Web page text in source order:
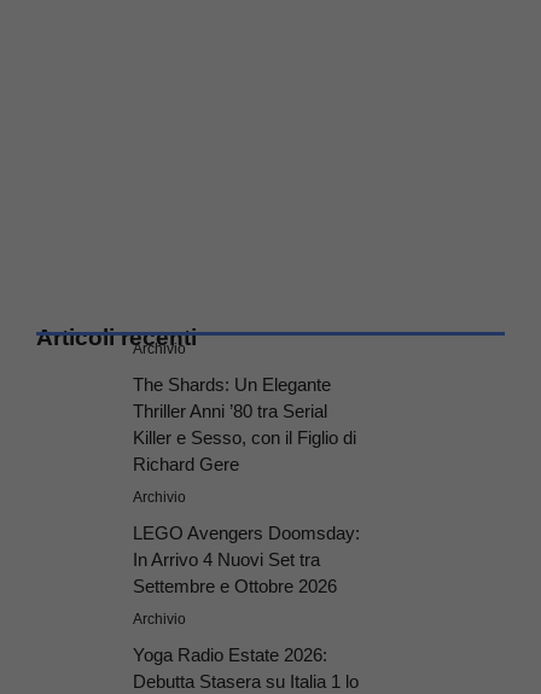
Articoli recenti
Archivio
The Shards: Un Elegante
Thriller Anni ’80 tra Serial
Killer e Sesso, con il Figlio di
Richard Gere
Archivio
LEGO Avengers Doomsday:
In Arrivo 4 Nuovi Set tra
Settembre e Ottobre 2026
Archivio
Yoga Radio Estate 2026:
Debutta Stasera su Italia 1 lo